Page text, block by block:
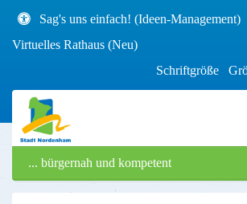
Sag's uns einfach! (Ideen-Management)
Virtuelles Rathaus (Neu)
Schriftgröße
... bürgernah und kompetent